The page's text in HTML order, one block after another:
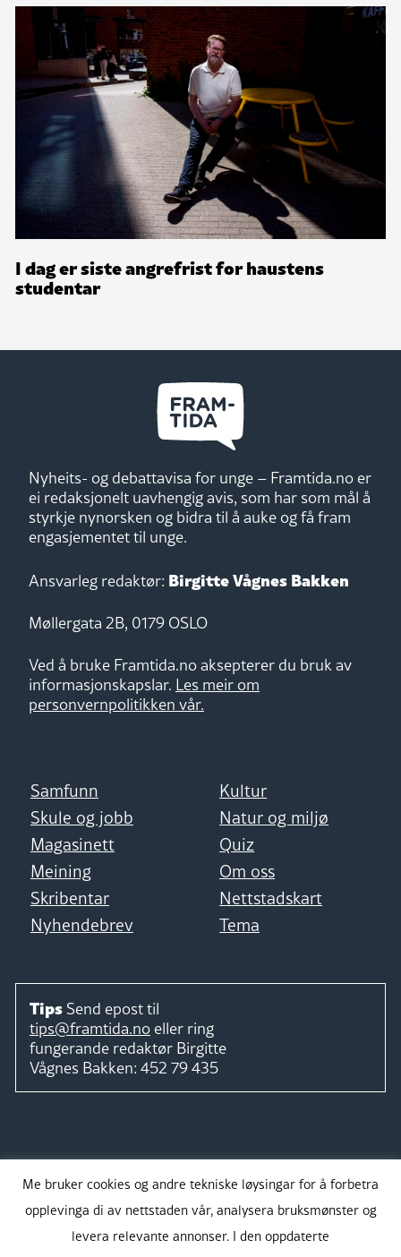
I dag er siste angrefrist for haustens
studentar
Nyheits- og debattavisa for unge – Framtida.no er
ei redaksjonelt uavhengig avis, som har som mål å
styrkje nynorsken og bidra til å auke og få fram
engasjementet til unge.
Ansvarleg redaktør: Birgitte Vågnes Bakken
Møllergata 2B, 0179 OSLO
Ved å bruke Framtida.no aksepterer du bruk av
informasjonskapslar. Les meir om
personvernpolitikken vår.
Samfunn
Kultur
Skule og jobb
Natur og miljø
Magasinett
Quiz
Meining
Om oss
Skribentar
Nettstadskart
Nyhendebrev
Tema
Tips Send epost til
tips@framtida.no eller ring
fungerande redaktør Birgitte
Vågnes Bakken: 452 79 435
Me bruker cookies og andre tekniske løysingar for å forbetra
opplevinga di av nettstaden vår, analysera bruksmønster og
levera relevante annonser. I den oppdaterte